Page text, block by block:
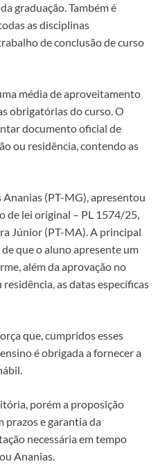
graduação. Também é
as disciplinas
de conclusão de curso
média de aproveitamento
obrigatórias do curso. O
documento oficial de
ou residência, contendo as
(PT-MG), apresentou
de lei original – PL 1574/25,
Júnior (PT-MA). A principal
que o aluno apresente um
além da aprovação no
as datas específicas
que, cumpridos esses
é obrigada a fornecer a
porém a proposição
prazos e garantia da
necessária em tempo
Ananias.